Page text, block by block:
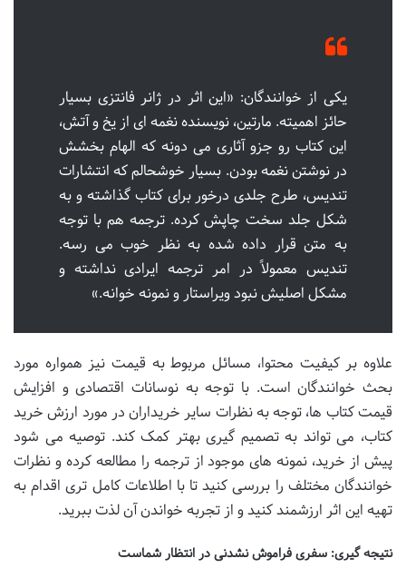
یکی از خوانندگان: «این اثر در ژانر فانتزی بسیار
حائز اهمیته. مارتین، نویسنده نغمه ای از یخ و آتش،
این کتاب رو جزو آثاری می دونه که الهام بخشش
در نوشتن نغمه بودن. بسیار خوشحالم که انتشارات
تندیس، طرح جلدی درخور برای کتاب گذاشته و به
شکل جلد سخت چاپش کرده. ترجمه هم با توجه
به متن قرار داده شده به نظر خوب می رسه.
تندیس معمولاً در امر ترجمه ایرادی نداشته و
مشکل اصلیش نبود ویراستار و نمونه خوانه.»
علاوه بر کیفیت محتوا، مسائل مربوط به قیمت نیز همواره مورد
بحث خوانندگان است. با توجه به نوسانات اقتصادی و افزایش
قیمت کتاب ها، توجه به نظرات سایر خریداران در مورد ارزش خرید
کتاب، می تواند به تصمیم گیری بهتر کمک کند. توصیه می شود
پیش از خرید، نمونه های موجود از ترجمه را مطالعه کرده و نظرات
خوانندگان مختلف را بررسی کنید تا با اطلاعات کامل تری اقدام به
تهیه این اثر ارزشمند کنید و از تجربه خواندن آن لذت ببرید.
نتیجه گیری: سفری فراموش نشدنی در انتظار شماست